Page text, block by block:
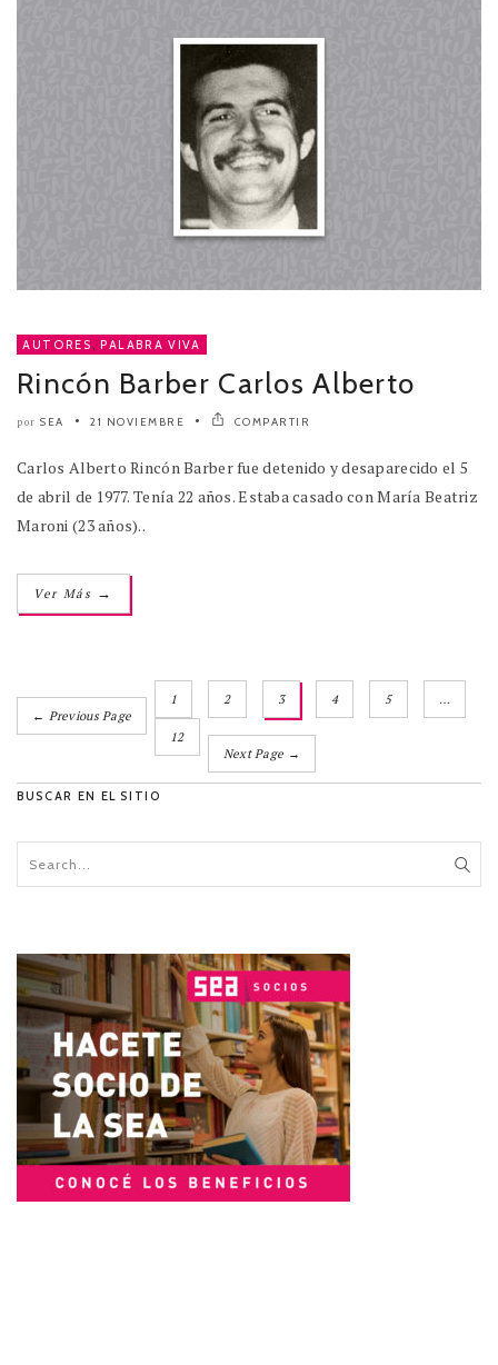
AUTORES , PALABRA VIVA
Rincón Barber Carlos Alberto
por SEA 21 NOVIEMBRE COMPARTIR
Carlos Alberto Rincón Barber fue detenido y desaparecido el 5
de abril de 1977. Tenía 22 años. Estaba casado con María Beatriz
Maroni (23 años)..
Ver Más →
← Previous Page
1 2 3 4 5 …
12
Next Page →
BUSCAR EN EL SITIO